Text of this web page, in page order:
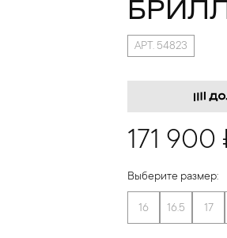
АРТ. 54823
171 900
Выберите размер:
16 16.5 17